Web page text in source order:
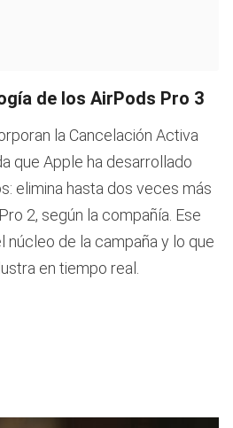
de los AirPods Pro 3
la Cancelación Activa
que Apple ha desarrollado
elimina hasta dos veces más
2, según la compañía. Ese
de la campaña y lo que
en tiempo real.